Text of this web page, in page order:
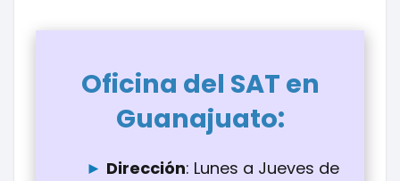
Oficina del SAT en
Guanajuato:
Dirección: Lunes a Jueves de